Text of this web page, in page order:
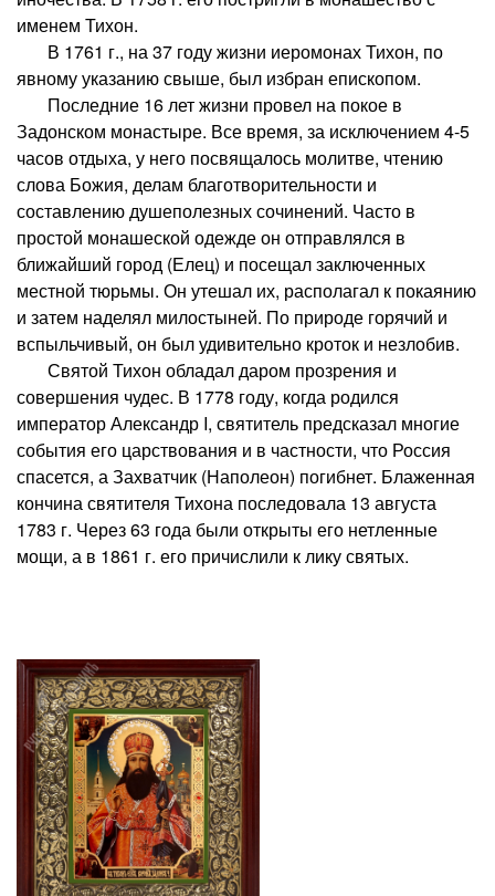
именем Тихон.
В 1761 г., на 37 году жизни иеромонах Тихон, по
явному указанию свыше, был избран епископом.
Последние 16 лет жизни провел на покое в
Задонском монастыре. Все время, за исключением 4-5
часов отдыха, у него посвящалось молитве, чтению
слова Божия, делам благотворительности и
составлению душеполезных сочинений. Часто в
простой монашеской одежде он отправлялся в
ближайший город (Елец) и посещал заключенных
местной тюрьмы. Он утешал их, располагал к покаянию
и затем наделял милостыней. По природе горячий и
вспыльчивый, он был удивительно кроток и незлобив.
Святой Тихон обладал даром прозрения и
совершения чудес. В 1778 году, когда родился
император Александр I, святитель предсказал многие
события его царствования и в частности, что Россия
спасется, а Захватчик (Наполеон) погибнет. Блаженная
кончина святителя Тихона последовала 13 августа
1783 г. Через 63 года были открыты его нетленные
мощи, а в 1861 г. его причислили к лику святых.